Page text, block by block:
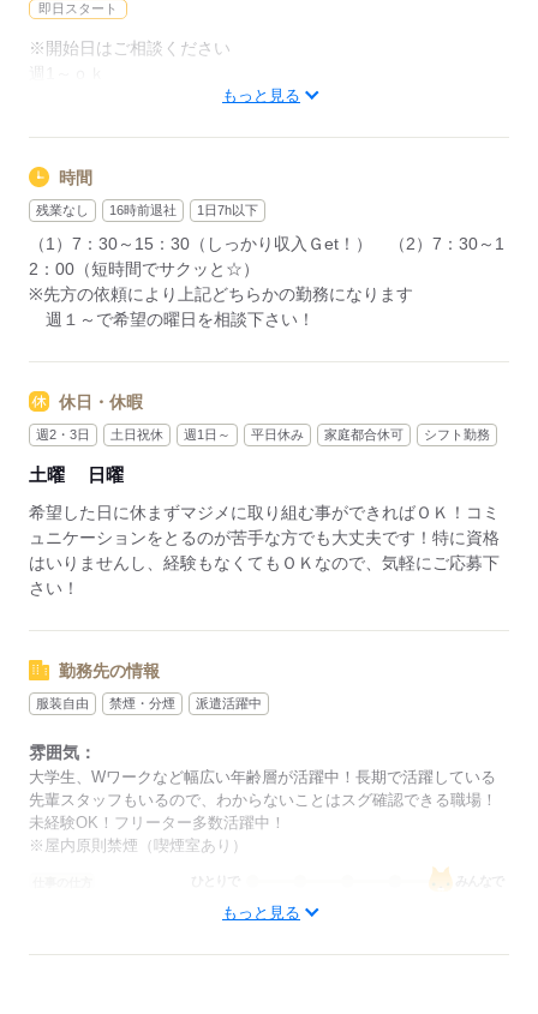
即日スタート
※開始日はご相談ください
長期安定、２か月程度の短期も大歓迎！！
応募する
もっと見る
時間
残業なし 16時前退社 1日7h以下
（1）7：30～15：30（しっかり収入Ｇet！） （2）7：30～1
2：00（短時間でサクッと☆）
※先方の依頼により上記どちらかの勤務になります
週１～で希望の曜日を相談下さい！
休日・休暇
週2・3日 土日祝休 週1日～ 平日休み 家庭都合休可 シフト勤務
土曜 日曜
希望した日に休まずマジメに取り組む事ができればＯＫ！コミ
ュニケーションをとるのが苦手な方でも大丈夫です！特に資格
はいりませんし、経験もなくてもＯＫなので、気軽にご応募下
さい！
勤務先の情報
服装自由 禁煙・分煙 派遣活躍中
雰囲気：
大学生、Wワークなど幅広い年齢層が活躍中！長期で活躍している
先輩スタッフもいるので、わからないことはスグ確認できる職場！
未経験OK！フリーター多数活躍中！
※屋内原則禁煙（喫煙室あり）
みんなで
もっと見る